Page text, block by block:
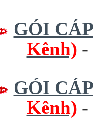
GÓI
Kênh) -
GÓI
Kênh) -